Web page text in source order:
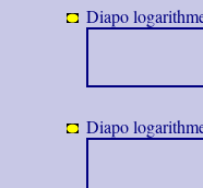
Diapo
Diapo